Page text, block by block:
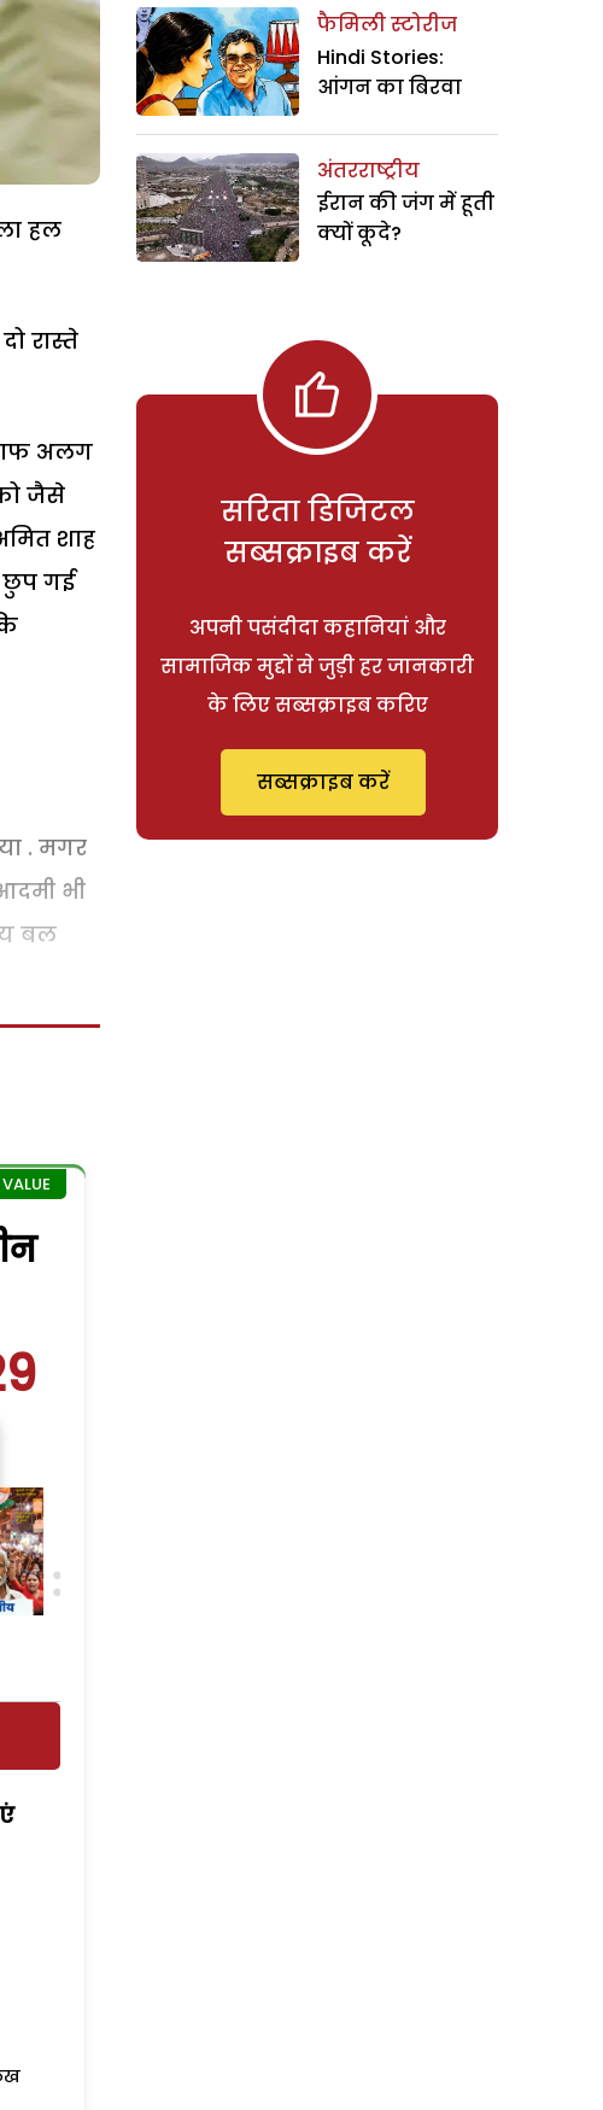
हल
रास्ते
अलग
जैसे
शाह
छुप गई
. मगर
भी
बल
फैमिली स्टोरीज
Hindi Stories:
आंगन का बिरवा
अंतरराष्ट्रीय
ईरान की जंग में हूती
क्यों कूदे?
सरिता डिजिटल
सब्सक्राइब करें
अपनी पसंदीदा कहानियां और
सामाजिक मुद्दों से जुड़ी हर जानकारी
के लिए सब्सक्राइब करिए
सब्सक्राइब करें